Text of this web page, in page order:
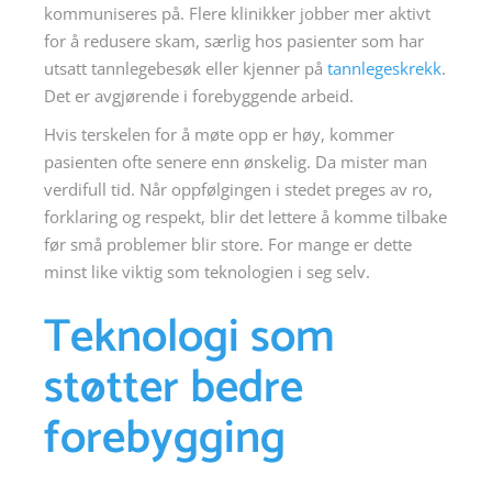
kommuniseres på. Flere klinikker jobber mer aktivt
for å redusere skam, særlig hos pasienter som har
utsatt tannlegebesøk eller kjenner påtannlegeskrekk.
Det er avgjørende i forebyggende arbeid.
Hvis terskelen for å møte opp er høy, kommer
pasienten ofte senere enn ønskelig. Da mister man
verdifull tid. Når oppfølgingen i stedet preges av ro,
forklaring og respekt, blir det lettere å komme tilbake
før små problemer blir store. For mange er dette
minst like viktig som teknologien i seg selv.
Teknologi som
støtter bedre
forebygging